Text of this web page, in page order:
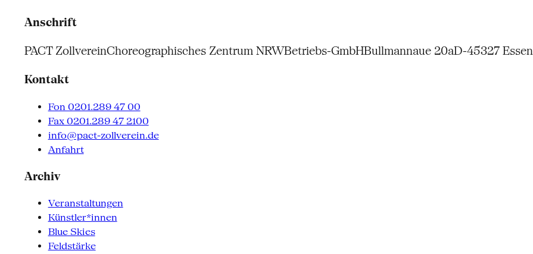
Anschrift
PACT ZollvereinChoreographisches Zentrum NRWBetriebs-GmbHBullmannaue 20aD-45327 Essen
Kontakt
Fon 0201.289 47 00
Fax 0201.289 47 2100
info@pact-zollverein.de
Anfahrt
Archiv
Veranstaltungen
Künstler*innen
Blue Skies
Feldstärke